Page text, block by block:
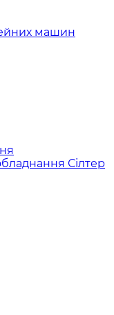
машин
Сілтер